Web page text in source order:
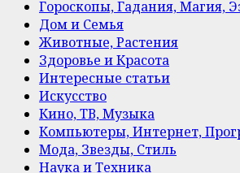
Гороскопы, Гадания, Магия,
Дом и Семья
Животные, Растения
Здоровье и Красота
Интересные статьи
Искусство
Кино, ТВ, Музыка
Компьютеры, Интернет,
Мода, Звезды, Стиль
Наука и Техника